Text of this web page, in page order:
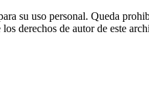
su uso personal. Queda
derechos de autor de este